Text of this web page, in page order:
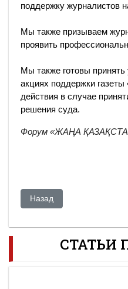
поддержку журналистов
Мы также призываем
проявить
Мы также готовы
акциях поддержки
действия в случае
решения суда.
Форум «ЖАҢА
Предыдущий: За будущее
Назад
СТАТЬИ